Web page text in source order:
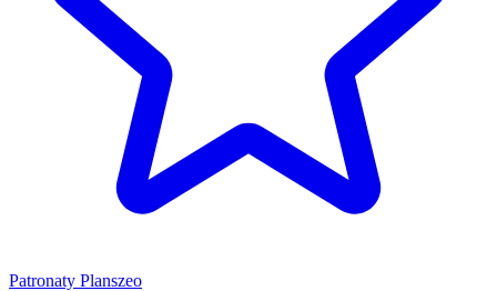
Patronaty Planszeo